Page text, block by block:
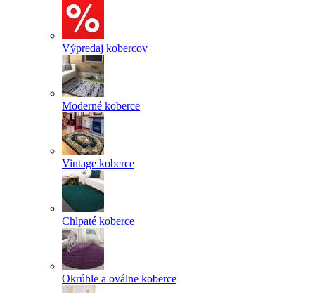
Výpredaj kobercov
Moderné koberce
Vintage koberce
Chlpaté koberce
Okrúhle a oválne koberce